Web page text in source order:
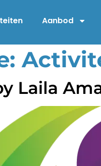
Aanbod
Laila